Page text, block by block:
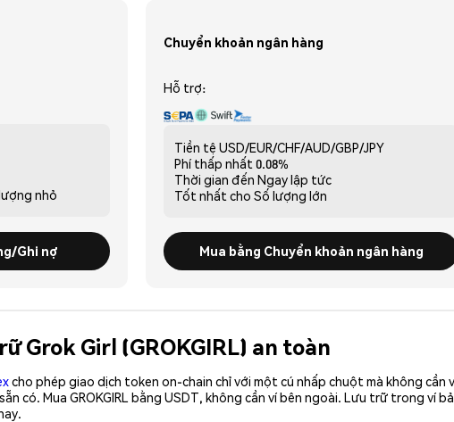
nhỏ
Ghi nợ
Chuyển khoản ngân hàng
Hỗ trợ:
Tiền tệ USD/EUR/CHF/AUD/GBP/JPY
Phí thấp nhất 0.08%
Thời gian đến Ngay lập tức
Tốt nhất cho Số lượng lớn
Mua bằng Chuyển khoản ngân hàng
Grok Girl (GROKGIRL) an toàn
cho phép giao dịch token on-chain chỉ với một cú nhấp chuột mà không cần
có. Mua GROKGIRL bằng USDT, không cần ví bên ngoài. Lưu trữ trong ví